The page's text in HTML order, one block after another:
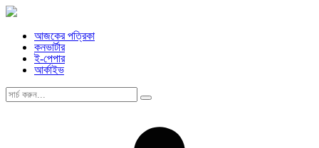
আজকের পত্রিকা
কনভার্টার
ই-পেপার
আর্কাইভ